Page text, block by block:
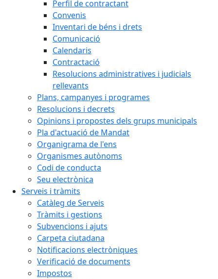
Perfil de contractant
Convenis
Inventari de béns i drets
Comunicació
Calendaris
Contractació
Resolucions administratives i judicials
rellevants
Plans, campanyes i programes
Resolucions i decrets
Opinions i propostes dels grups municipals
Pla d'actuació de Mandat
Organigrama de l'ens
Organismes autònoms
Codi de conducta
Seu electrònica
Serveis i tràmits
Catàleg de Serveis
Tràmits i gestions
Subvencions i ajuts
Carpeta ciutadana
Notificacions electròniques
Verificació de documents
Impostos